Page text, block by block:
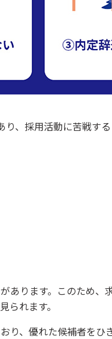
、採用活動に苦戦す
あります。このため、
られます。
り、優れた候補者をひ